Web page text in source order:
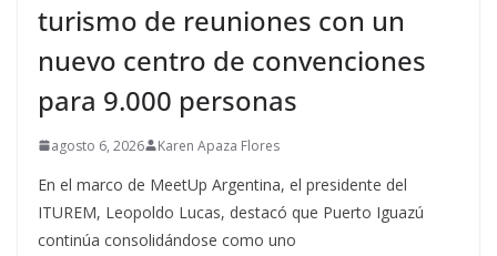
turismo de reuniones con un
nuevo centro de convenciones
para 9.000 personas
agosto 6, 2026 Karen Apaza Flores
En el marco de MeetUp Argentina, el presidente del
ITUREM, Leopoldo Lucas, destacó que Puerto Iguazú
continúa consolidándose como uno